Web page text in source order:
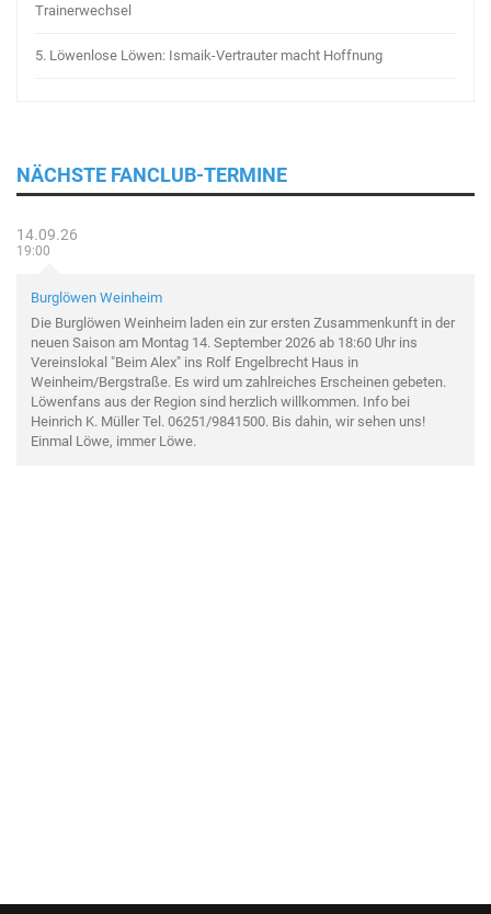
Trainerwechsel
5. Löwenlose Löwen: Ismaik-Vertrauter macht Hoffnung
NÄCHSTE FANCLUB-TERMINE
14.09.26
19:00
Burglöwen Weinheim
Die Burglöwen Weinheim laden ein zur ersten Zusammenkunft in der
neuen Saison am Montag 14. September 2026 ab 18:60 Uhr ins
Vereinslokal "Beim Alex" ins Rolf Engelbrecht Haus in
Weinheim/Bergstraße. Es wird um zahlreiches Erscheinen gebeten.
Löwenfans aus der Region sind herzlich willkommen. Info bei
Heinrich K. Müller Tel. 06251/9841500. Bis dahin, wir sehen uns!
Einmal Löwe, immer Löwe.